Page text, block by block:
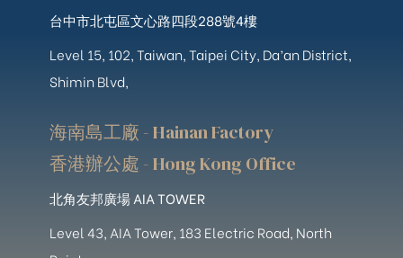
台中市北屯區文心路四段288號4樓
Level 15, 102, Taiwan, Taipei City, Da’an District,
Shimin Blvd,
海南島工廠 - Hainan Factory
香港辦公處 - Hong Kong Office
北角友邦廣場 AIA TOWER
Level 43, AIA Tower, 183 Electric Road, North